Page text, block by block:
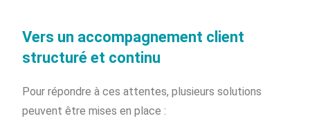
Vers un accompagnement client
structuré et continu
Pour répondre à ces attentes, plusieurs solutions
peuvent être mises en place :